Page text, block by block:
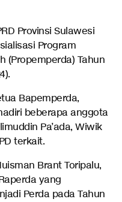
Provinsi Sulawesi
Program
(Propemperda) Tahun
Bapemperda,
beberapa anggota
Pa’ada, Wiwik
terkait.
Brant Toripalu,
yang
Perda pada Tahun